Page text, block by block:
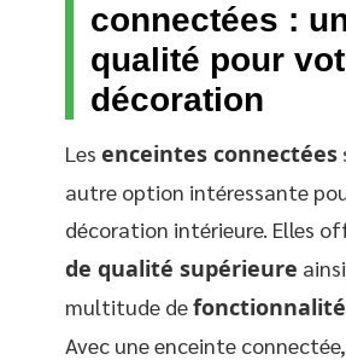
connectées :
qualité pour
décoration
Les enceintes connectées
autre option intéressante
décoration intérieure. Elles
de qualité supérieure
multitude de
Avec une enceinte